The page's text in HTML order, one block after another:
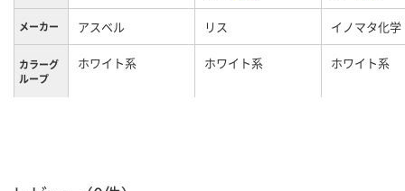
メーカー アスベル リス イノマタ化学
カラーグ
ループ
ホワイト系 ホワイト系 ホワイト系